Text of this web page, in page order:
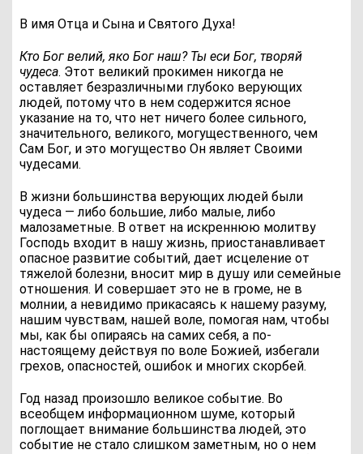
В имя Отца и Сына и Святого Духа!
Кто Бог велий, яко Бог наш? Ты еси Бог, творяй
чудеса. Этот великий прокимен никогда не
оставляет безразличными глубоко верующих
людей, потому что в нем содержится ясное
указание на то, что нет ничего более сильного,
значительного, великого, могущественного, чем
Сам Бог, и это могущество Он являет Своими
чудесами.
В жизни большинства верующих людей были
чудеса — либо большие, либо малые, либо
малозаметные. В ответ на искреннюю молитву
Господь входит в нашу жизнь, приостанавливает
опасное развитие событий, дает исцеление от
тяжелой болезни, вносит мир в душу или семейные
отношения. И совершает это не в громе, не в
молнии, а невидимо прикасаясь к нашему разуму,
нашим чувствам, нашей воле, помогая нам, чтобы
мы, как бы опираясь на самих себя, а по-
настоящему действуя по воле Божией, избегали
грехов, опасностей, ошибок и многих скорбей.
Год назад произошло великое событие. Во
всеобщем информационном шуме, который
поглощает внимание большинства людей, это
событие не стало слишком заметным, но о нем